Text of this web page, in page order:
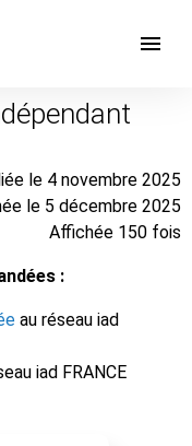
le 4 novembre 2025
le 5 décembre 2025
Affichée 150 fois
:
au réseau iad
iad FRANCE